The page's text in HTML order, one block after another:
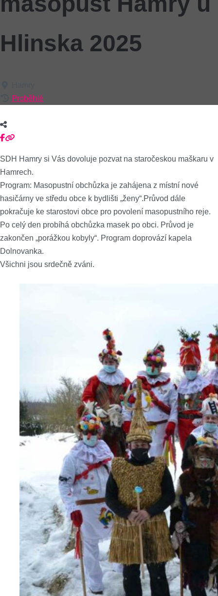
Hlinska 2025
Proběhlé
SDH Hamry si Vás dovoluje pozvat na staročeskou maškaru v
Hamrech.
Program: Masopustní obchůzka je zahájena z místní nové
hasičárny ve středu obce k bydlišti „ženy“.Průvod dále
pokračuje ke starostovi obce pro povolení masopustního reje.
Po celý den probíhá obchůzka masek po obci. Průvod je
zakončen „porážkou kobyly“. Program doprovází kapela
Dolnovanka.
Všichni jsou srdečně zváni.